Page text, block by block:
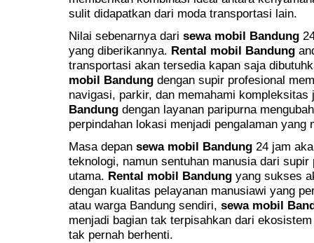
sulit didapatkan dari moda transportasi lain.
Nilai sebenarnya dari sewa mobil Bandung
yang diberikannya. Rental mobil Bandung
transportasi akan tersedia kapan saja
mobil Bandung dengan supir profesional
navigasi, parkir, dan memahami kompleksitas
Bandung dengan layanan paripurna
perpindahan lokasi menjadi pengalaman yang
Masa depan sewa mobil Bandung 24 jam
teknologi, namun sentuhan manusia dari
utama. Rental mobil Bandung yang sukses
dengan kualitas pelayanan manusiawi yang
atau warga Bandung sendiri, sewa mobil
menjadi bagian tak terpisahkan dari
tak pernah berhenti.